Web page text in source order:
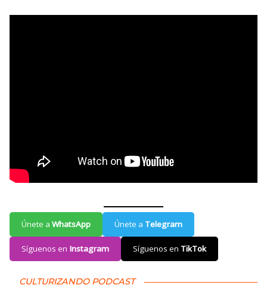
Únete a WhatsApp Únete a Telegram
Síguenos en Instagram Síguenos en TikTok
CULTURIZANDO PODCAST